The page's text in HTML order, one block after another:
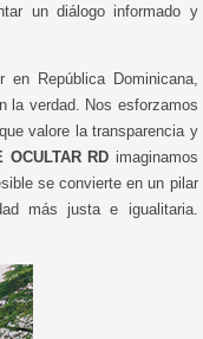
un diálogo informado y
República Dominicana,
la verdad. Nos esforzamos
valore la transparencia y
OCULTAR RD imaginamos
se convierte en un pilar
más justa e igualitaria.